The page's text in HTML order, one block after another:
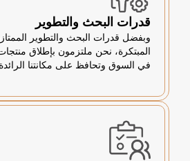
قدرات البحث والتطوير
وبفضل قدرات البحث والتطوير
المبتكرة، نحن ملتزمون بإطلاق
في السوق وتحافظ على مكانتنا